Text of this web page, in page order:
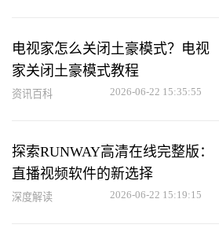
电视家怎么关闭土豪模式？电视
家关闭土豪模式教程
资讯百科 2026-06-22 15:35:55
探索RUNWAY高清在线完整版：
直播视频软件的新选择
深度解读 2026-06-22 15:19:15